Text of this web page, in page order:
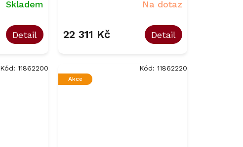
Skladem
Detail
Na dotaz
22 311 Kč Detail
Kód: 11862200
Akce
Kód: 11862220